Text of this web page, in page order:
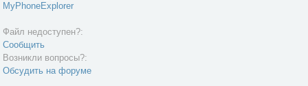
MyPhoneExplorer
Файл недоступен?:
Сообщить
Возникли вопросы?:
Обсудить на форуме